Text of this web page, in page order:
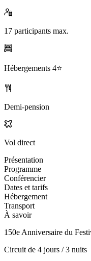
17 participants max.
Hébergements 4⭐️
Demi-pension
Vol direct
Présentation
Programme
Conférencier
Dates et tarifs
Hébergement
Transport
À savoir
150e Anniversaire du
Circuit de 4 jours / 3 nuits